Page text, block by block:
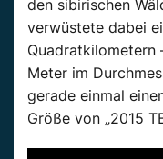
den sibirischen
verwüstete dabei
Quadratkilometern
Meter im
gerade einmal
Größe von „2015